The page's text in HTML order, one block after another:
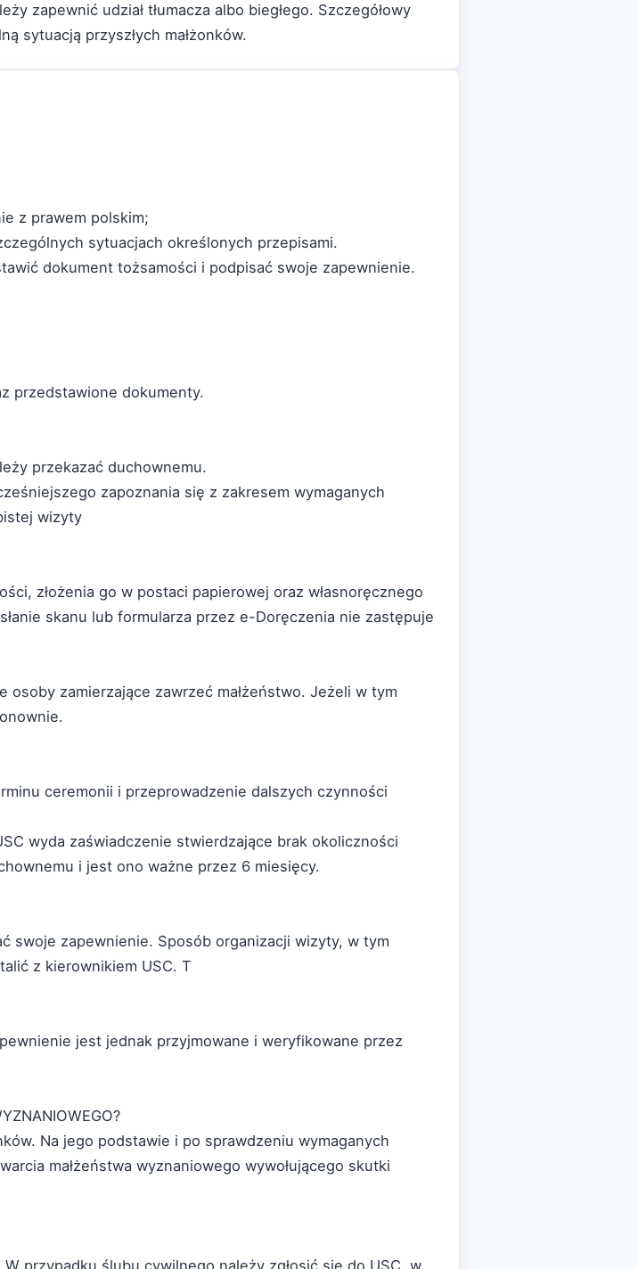
zapewnić udział tłumacza albo biegłego. Szczegółowy
sytuacją przyszłych małżonków.
z prawem polskim;
sytuacjach określonych przepisami.
dokument tożsamości i podpisać swoje zapewnienie.
przedstawione dokumenty.
przekazać duchownemu.
zapoznania się z zakresem wymaganych
wizyty
złożenia go w postaci papierowej oraz własnoręcznego
skanu lub formularza przez e-Doręczenia nie zastępuje
zamierzające zawrzeć małżeństwo. Jeżeli w tym
ceremonii i przeprowadzenie dalszych czynności
wyda zaświadczenie stwierdzające brak okoliczności
i jest ono ważne przez 6 miesięcy.
swoje zapewnienie. Sposób organizacji wizyty, w tym
z kierownikiem USC. T
jest jednak przyjmowane i weryfikowane przez
Na jego podstawie i po sprawdzeniu wymaganych
małżeństwa wyznaniowego wywołującego skutki
przypadku ślubu cywilnego należy zgłosić się do USC, w